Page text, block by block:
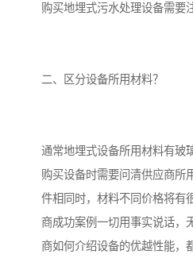
购买地埋式污水处理设备需要
二、区分设备所用材料？
通常地埋式设备所用材料有玻
购买设备时需要问清供应商所
件相同时，材料不同价格将有
商成功案例一切用事实说话，
商如何介绍设备的优越性能，